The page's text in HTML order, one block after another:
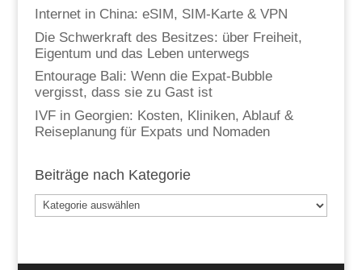
Internet in China: eSIM, SIM-Karte & VPN
Die Schwerkraft des Besitzes: über Freiheit,
Eigentum und das Leben unterwegs
Entourage Bali: Wenn die Expat-Bubble
vergisst, dass sie zu Gast ist
IVF in Georgien: Kosten, Kliniken, Ablauf &
Reiseplanung für Expats und Nomaden
Beiträge nach Kategorie
Beiträge
nach